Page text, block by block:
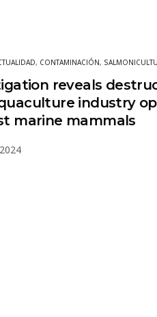
, CONTAMINACIÓN,
reveals
industry
marine mammals